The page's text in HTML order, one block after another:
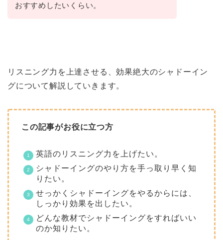
おすすめしたいくらい。
リスニング力を上達させる、効果絶大のシャドーイン
グについて解説していきます。
この記事がお役に立つ方
英語のリスニング力を上げたい。
シャドーイングのやり方を手っ取り早く知
りたい。
せっかくシャドーイングをやるからには、
しっかり効果を出したい。
どんな教材でシャドーイングをすればいい
のか知りたい。